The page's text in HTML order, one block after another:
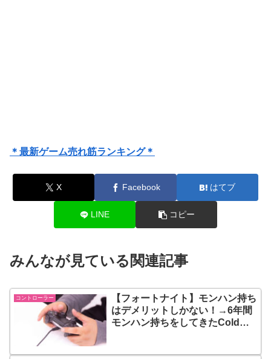
＊最新ゲーム売れ筋ランキング＊
X Facebook はてブ
LINE コピー
みんなが見ている関連記事
コントローラー
【フォートナイト】モンハン持ち
はデメリットしかない！→6年間
モンハン持ちをしてきたColdさ